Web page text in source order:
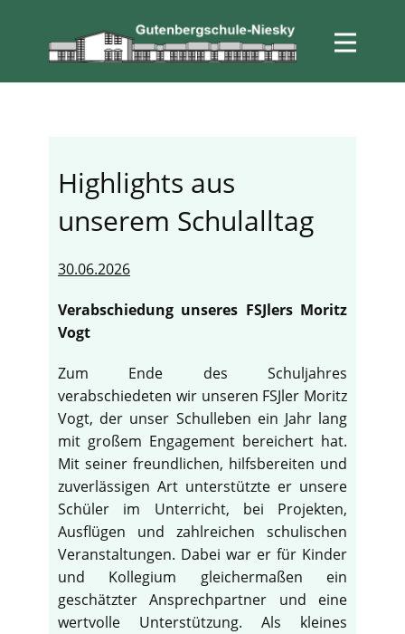
Highlights aus
unserem Schulalltag
30.06.2026
Verabschiedung unseres FSJlers Moritz
Vogt
Zum Ende des Schuljahres
verabschiedeten wir unseren FSJler Moritz
Vogt, der unser Schulleben ein Jahr lang
mit großem Engagement bereichert hat.
Mit seiner freundlichen, hilfsbereiten und
zuverlässigen Art unterstützte er unsere
Schüler im Unterricht, bei Projekten,
Ausflügen und zahlreichen schulischen
Veranstaltungen. Dabei war er für Kinder
und Kollegium gleichermaßen ein
geschätzter Ansprechpartner und eine
wertvolle Unterstützung. Als kleines